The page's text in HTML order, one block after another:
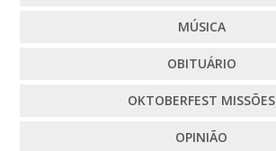
MÚSICA
OBITUÁRIO
OKTOBERFEST MISSÕES
OPINIÃO